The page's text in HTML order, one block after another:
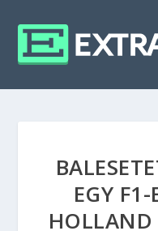
EGY
HOLLAND